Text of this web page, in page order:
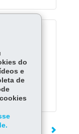
de
de
do
e
de